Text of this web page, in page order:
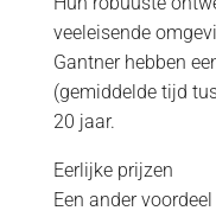
veeleisende
Gantner hebben
(gemiddelde tijd
20 jaar.
Eerlijke prijzen
Een ander